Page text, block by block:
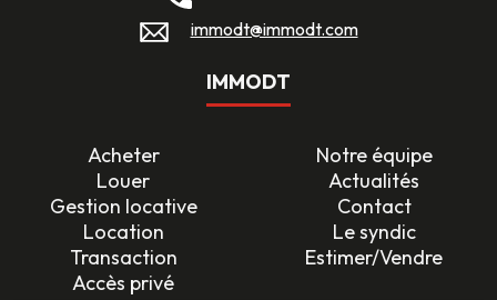
immodt@immodt.com
IMMODT
Acheter
Notre équipe
Louer
Actualités
Gestion locative
Contact
Location
Le syndic
Transaction
Estimer/Vendre
Accès privé